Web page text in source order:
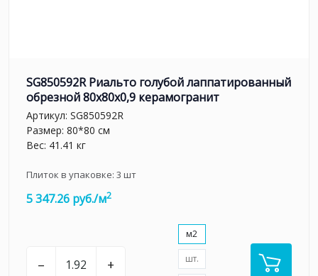
SG850592R Риальто голубой лаппатированный
обрезной 80x80x0,9 керамогранит
Артикул: SG850592R
Размер: 80*80 см
Вес: 41.41 кг
Плиток в упаковке: 3 шт
5 347.26 руб./м2
– +
м2
шт.